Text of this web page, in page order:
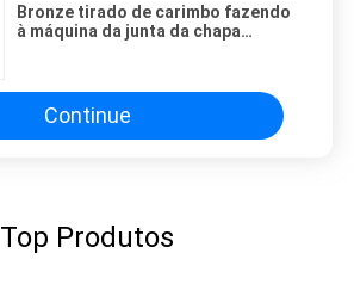
Bronze tirado de carimbo fazendo
à máquina da junta da chapa
Continue
Top Produtos